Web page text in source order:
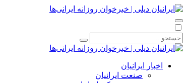
اخبار ایرانیان
صنعت ایرانیان